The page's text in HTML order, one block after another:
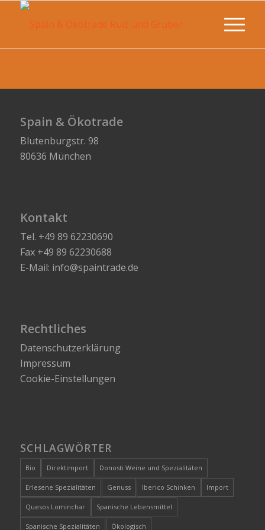
Spain & Ökotrade
Blutenburgstr. 98
80636 München
Kontakt
Tel. +49 89 62230690
Fax +49 89 62230688
E-Mail: info@spaintrade.de
Rechtliches
Datenschutzerklärung
Impressum
Cookie-Einstellungen
SCHLAGWÖRTER
Bio Direktimport Donosti Weine und Spezialitäten
Erlesene Spezialitäten Genuss Iberico Schinken Import
Quesos Lominchar Spanische Lebensmittel
Spanische Spezialitäten Ökologisch